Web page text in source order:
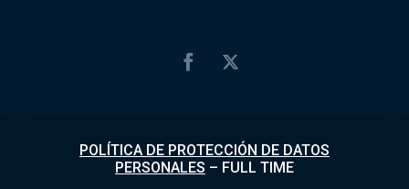
POLÍTICA DE PROTECCIÓN DE DATOS
PERSONALES – FULL TIME